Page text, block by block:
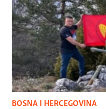
BOSNA I HERCEGOVINA